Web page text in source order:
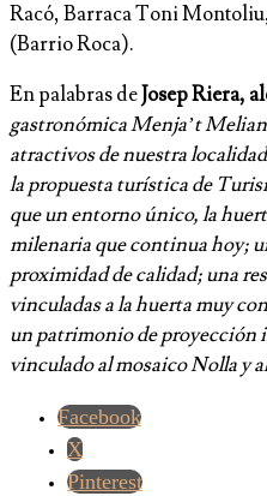
Racó, Barraca Toni
(Barrio Roca).
En palabras deJosep Riera,
gastronómica Menja’t
atractivos de nuestra
la propuesta turística de
que un entorno único, la
milenaria que continua hoy;
proximidad de calidad; una
vinculadas a la huerta muy
un patrimonio de proyección
vinculado al mosaico Nolla y
Facebook
X
Pinterest